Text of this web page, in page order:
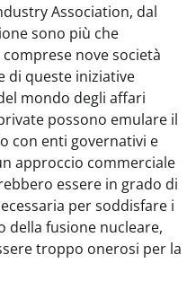
Association, dal
sono più che
nove società
di queste iniziative
mondo degli affari
possono emulare il
con enti governativi e
approccio commerciale
essere in grado di
per soddisfare i
della fusione nucleare,
troppo onerosi per la